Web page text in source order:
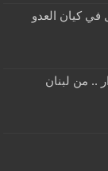
في كيان العدو
.. من لبنان